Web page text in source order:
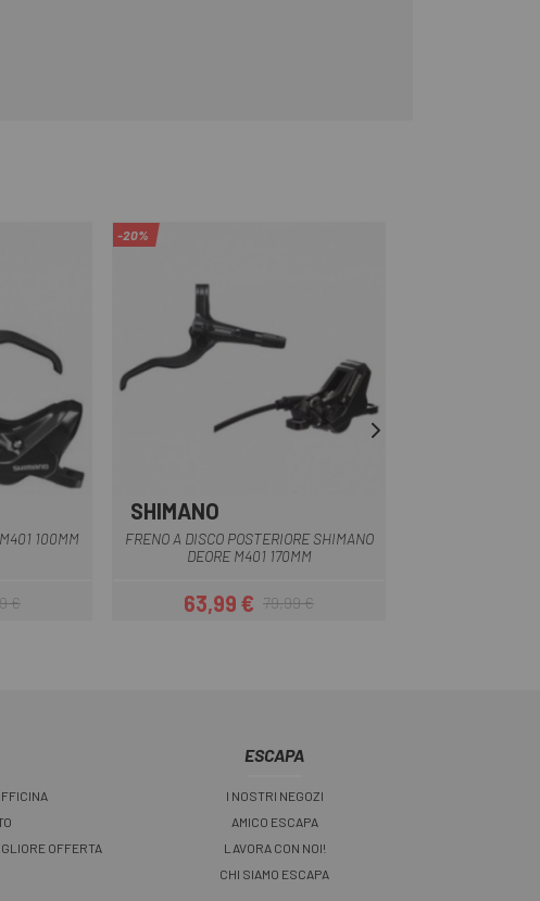
100MM
€
-20%
SHIMANO
FRENO A DISCO POSTERIORE SHIMANO
DEORE M401 170MM
Prezzo
63,99 €Prezzo base
79,99 €
OFFERTA
ESCAPA
I NOSTRI NEGOZI
AMICO ESCAPA
LAVORA CON NOI!
CHI SIAMO ESCAPA